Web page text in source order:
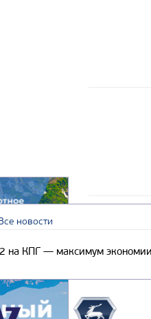
новости
на КПГ — максимум